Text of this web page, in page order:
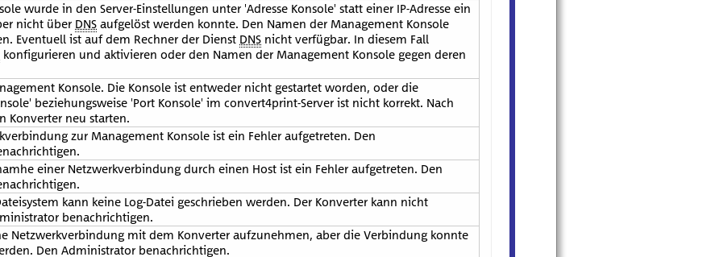
wurde in den Server-Einstellungen unter 'Adresse Konsole' statt einer IP-Adresse ein
nicht über DNS aufgelöst werden konnte. Den Namen der Management Konsole
Eventuell ist auf dem Rechner der Dienst DNS nicht verfügbar. In diesem Fall
konfigurieren und aktivieren oder den Namen der Management Konsole gegen deren
Konsole. Die Konsole ist entweder nicht gestartet worden, oder die
beziehungsweise 'Port Konsole' im convert4print-Server ist nicht korrekt. Nach
Konverter neu starten.
zur Management Konsole ist ein Fehler aufgetreten. Den
einer Netzwerkverbindung durch einen Host ist ein Fehler aufgetreten. Den
kann keine Log-Datei geschrieben werden. Der Konverter kann nicht
benachrichtigen.
Netzwerkverbindung mit dem Konverter aufzunehmen, aber die Verbindung konnte
Den Administrator benachrichtigen.